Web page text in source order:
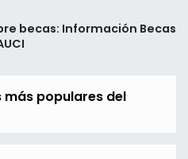
becas: Información Becas
más populares del